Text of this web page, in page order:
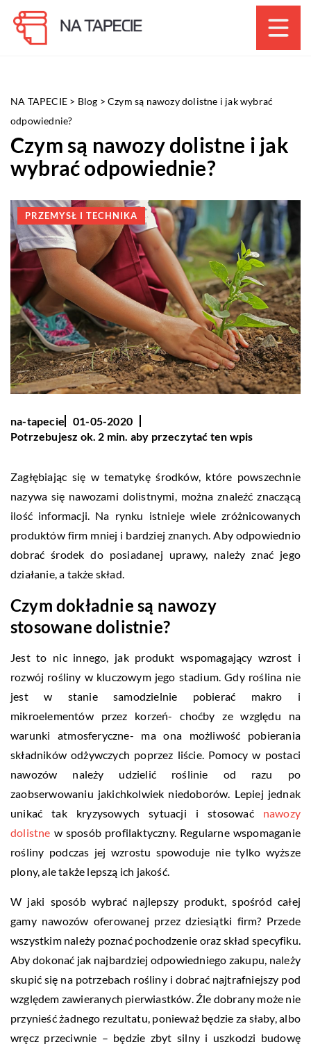
NA TAPECIE > Blog >Czym są nawozy dolistne i jak wybrać
odpowiednie?
Czym są nawozy dolistne i jak
wybrać odpowiednie?
PRZEMYSŁ I TECHNIKA
na-tapecie
01-05-2020
Potrzebujesz ok. 2 min. aby przeczytać ten wpis
Zagłębiając się w tematykę środków, które powszechnie
nazywa się nawozami dolistnymi, można znaleźć znaczącą
ilość informacji. Na rynku istnieje wiele zróżnicowanych
produktów firm mniej i bardziej znanych. Aby odpowiednio
dobrać środek do posiadanej uprawy, należy znać jego
działanie, a także skład.
Czym dokładnie są nawozy
stosowane dolistnie?
Jest to nic innego, jak produkt wspomagający wzrost i
rozwój rośliny w kluczowym jego stadium. Gdy roślina nie
jest w stanie samodzielnie pobierać makro i
mikroelementów przez korzeń- choćby ze względu na
warunki atmosferyczne- ma ona możliwość pobierania
składników odżywczych poprzez liście. Pomocy w postaci
nawozów należy udzielić roślinie od razu po
zaobserwowaniu jakichkolwiek niedoborów. Lepiej jednak
unikać tak kryzysowych sytuacji i stosować nawozy
dolistne w sposób profilaktyczny. Regularne wspomaganie
rośliny podczas jej wzrostu spowoduje nie tylko wyższe
plony, ale także lepszą ich jakość.
W jaki sposób wybrać najlepszy produkt, spośród całej
gamy nawozów oferowanej przez dziesiątki firm? Przede
wszystkim należy poznać pochodzenie oraz skład specyfiku.
Aby dokonać jak najbardziej odpowiedniego zakupu, należy
skupić się na potrzebach rośliny i dobrać najtrafniejszy pod
względem zawieranych pierwiastków. Źle dobrany może nie
przynieść żadnego rezultatu, ponieważ będzie za słaby, albo
wręcz przeciwnie – będzie zbyt silny i uszkodzi budowę